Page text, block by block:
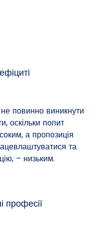
повинно виникнути
оскільки попит
а пропозиція
та
– низьким.
професії